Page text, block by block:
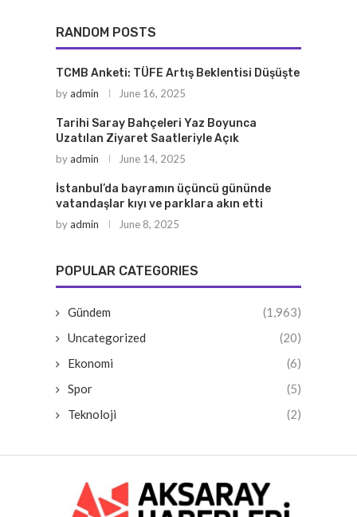
RANDOM POSTS
TCMB Anketi: TÜFE Artış Beklentisi Düşüşte
byadmin June 16, 2025
Tarihi Saray Bahçeleri Yaz Boyunca
Uzatılan Ziyaret Saatleriyle Açık
byadmin June 14, 2025
İstanbul’da bayramın üçüncü gününde
vatandaşlar kıyı ve parklara akın etti
byadmin June 8, 2025
POPULAR CATEGORIES
Gündem
(1,963)
Uncategorized
(20)
Ekonomi
(6)
Spor
(5)
Teknoloji
(2)